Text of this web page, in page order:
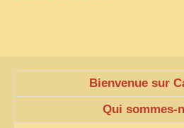
Bienvenue sur
Qui sommes-